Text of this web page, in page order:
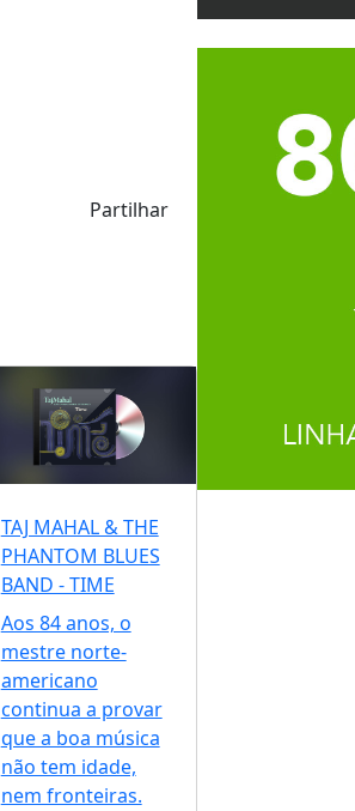
Partilhar
TAJ MAHAL & THE
PHANTOM BLUES
BAND - TIME
Aos 84 anos, o
mestre norte-
americano
continua a provar
que a boa música
não tem idade,
nem fronteiras.